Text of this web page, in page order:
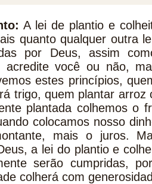
A lei de plantio e
quanto qualquer outra
por Deus, assim
acredite você ou não,
estes princípios,
trigo, quem plantar arroz
plantada colhemos o
colocamos nosso
mais o juros.
a lei do plantio e
serão cumpridas,
colherá com